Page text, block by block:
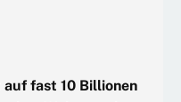
fast 10 Billionen